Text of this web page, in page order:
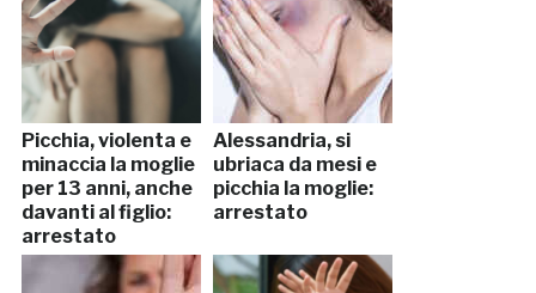
Picchia, violenta e
minaccia la moglie
per 13 anni, anche
davanti al figlio:
arrestato
Alessandria, si
ubriaca da mesi e
picchia la moglie:
arrestato